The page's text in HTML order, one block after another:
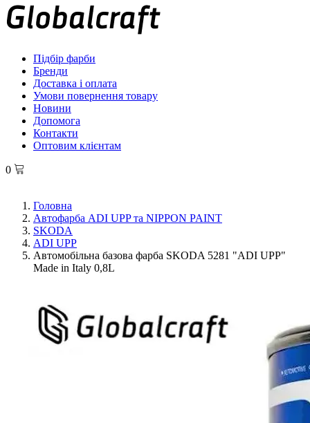
Підбір фарби
Бренди
Доставка і оплата
Умови повернення товару
Новини
Допомога
Контакти
Оптовим клієнтам
0
Головна
Автофарба ADI UPP та NIPPON PAINT
SKODA
ADI UPP
Автомобільна базова фарба SKODA 5281 "ADI UPP"
Made in Italy 0,8L